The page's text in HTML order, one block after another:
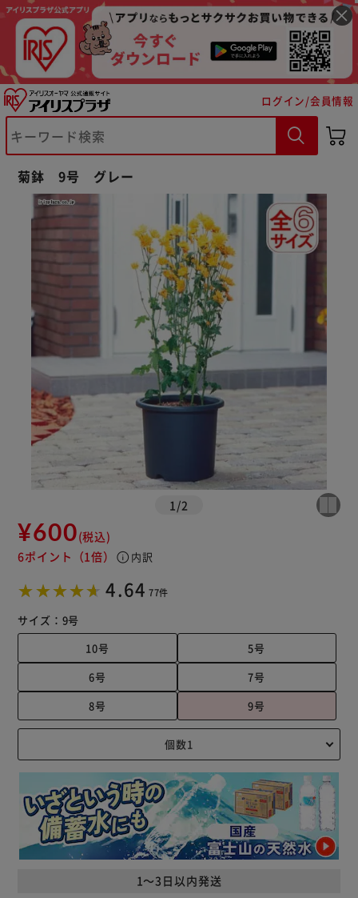
ログイン/会員情報
菊鉢 9号 グレー
1 /2
¥600(税込)
6ポイント （1倍） info 内訳
4.64 77件
サイズ： 9号
10号
5号
6号
7号
8号
9号
1～3日以内発送
※ご確認ください
カートに入れる 購入手続きへ